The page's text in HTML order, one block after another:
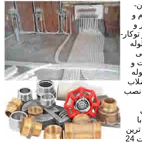
و
و
و
نصب
زمان شبانه روزی بصورت 24